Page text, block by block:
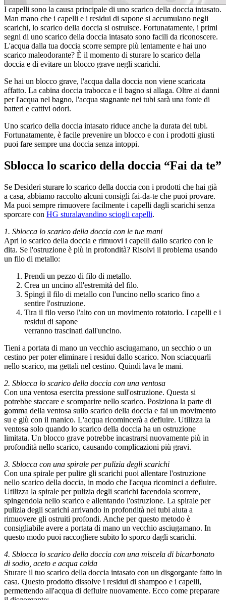
I capelli sono la causa principale di uno scarico della doccia intasato.
Man mano che i capelli e i residui di sapone si accumulano negli
scarichi, lo scarico della doccia si ostruisce. Fortunatamente, i primi
segni di uno scarico della doccia intasato sono facili da riconoscere.
L'acqua dalla tua doccia scorre sempre più lentamente e hai uno
scarico maleodorante? È il momento di sturare lo scarico della
doccia e di evitare un blocco grave negli scarichi.
Se hai un blocco grave, l'acqua dalla doccia non viene scaricata
affatto. La cabina doccia trabocca e il bagno si allaga. Oltre ai danni
per l'acqua nel bagno, l'acqua stagnante nei tubi sarà una fonte di
batteri e cattivi odori.
Uno scarico della doccia intasato riduce anche la durata dei tubi.
Fortunatamente, è facile prevenire un blocco e con i prodotti giusti
puoi fare sempre una doccia senza intoppi.
Sblocca lo scarico della doccia “Fai da te”
Se Desideri sturare lo scarico della doccia con i prodotti che hai già
a casa, abbiamo raccolto alcuni consigli fai-da-te che puoi provare.
Ma puoi sempre rimuovere facilmente i capelli dagli scarichi senza
sporcare con HG sturalavandino sciogli capelli.
1. Sblocca lo scarico della doccia con le tue mani
Apri lo scarico della doccia e rimuovi i capelli dallo scarico con le
dita. Se l'ostruzione è più in profondità? Risolvi il problema usando
un filo di metallo:
Prendi un pezzo di filo di metallo.
Crea un uncino all'estremità del filo.
Spingi il filo di metallo con l'uncino nello scarico fino a
sentire l'ostruzione.
Tira il filo verso l'alto con un movimento rotatorio. I capelli e i
residui di sapone
verranno trascinati dall'uncino.
Tieni a portata di mano un vecchio asciugamano, un secchio o un
cestino per poter eliminare i residui dallo scarico. Non sciacquarli
nello scarico, ma gettali nel cestino. Quindi lava le mani.
2. Sblocca lo scarico della doccia con una ventosa
Con una ventosa esercita pressione sull'ostruzione. Questa si
potrebbe staccare e scomparire nello scarico. Posiziona la parte di
gomma della ventosa sullo scarico della doccia e fai un movimento
su e giù con il manico. L'acqua ricomincerà a defluire. Utilizza la
ventosa solo quando lo scarico della doccia ha un ostruzione
limitata. Un blocco grave potrebbe incastrarsi nuovamente più in
profondità nello scarico, causando complicazioni più gravi.
3. Sblocca con una spirale per pulizia degli scarichi
Con una spirale per pulire gli scarichi puoi allentare l'ostruzione
nello scarico della doccia, in modo che l'acqua ricominci a defluire.
Utilizza la spirale per pulizia degli scarichi facendola scorrere,
spingendola nello scarico e allentando l'ostruzione. La spirale per
pulizia degli scarichi arrivando in profondità nei tubi aiuta a
rimuovere gli ostruiti profondi. Anche per questo metodo è
consigliabile avere a portata di mano un vecchio asciugamano. In
questo modo puoi raccogliere subito lo sporco dagli scarichi.
4. Sblocca lo scarico della doccia con una miscela di bicarbonato
di sodio, aceto e acqua calda
Sturare il tuo scarico della doccia intasato con un disgorgante fatto in
casa. Questo prodotto dissolve i residui di shampoo e i capelli,
permettendo all'acqua di defluire nuovamente. Ecco come preparare